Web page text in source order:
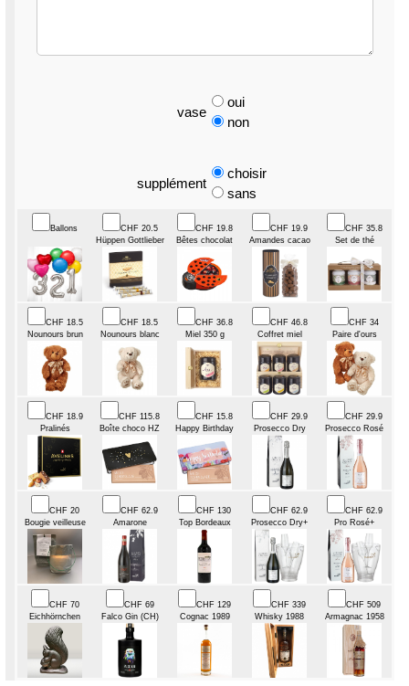
vase
oui
non
supplément
choisir
sans
Ballons
CHF 20.5
Hüppen Gottlieber
CHF 19.8
Bêtes chocolat
CHF 19.9
Amandes cacao
CHF 35.8
Set de thé
CHF 18.5
Nounours brun
CHF 18.5
Nounours blanc
CHF 36.8
Miel 350 g
CHF 46.8
Coffret miel
CHF 34
Paire d'ours
CHF 18.9
Pralinés
CHF 115.8
Boîte choco HZ
CHF 15.8
Happy Birthday
CHF 29.9
Prosecco Dry
CHF 29.9
Prosecco Rosé
CHF 20
Bougie veilleuse
CHF 62.9
Amarone
CHF 130
Top Bordeaux
CHF 62.9
Prosecco Dry+
CHF 62.9
Pro Rosé+
CHF 70
Eichhörnchen
CHF 69
Falco Gin (CH)
CHF 129
Cognac 1989
CHF 339
Whisky 1988
CHF 509
Armagnac 1958